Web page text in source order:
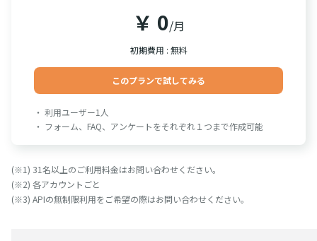
￥ 0/月
初期費用 : 無料
このプランで試してみる
・ 利用ユーザー1人
・ フォーム、FAQ、アンケートをそれぞれ１つまで作成可能
(※1) 31名以上のご利用料金はお問い合わせください。
(※2) 各アカウントごと
(※3) APIの無制限利用をご希望の際はお問い合わせください。